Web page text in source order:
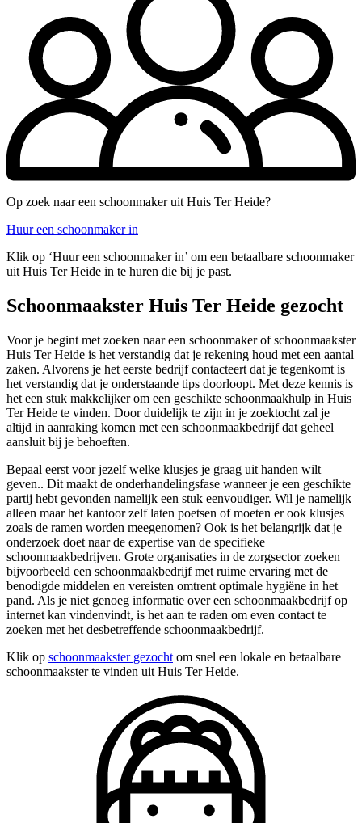
Op zoek naar een schoonmaker uit Huis Ter Heide?
Huur een schoonmaker in
Klik op ‘Huur een schoonmaker in’ om een betaalbare schoonmaker
uit Huis Ter Heide in te huren die bij je past.
Schoonmaakster Huis Ter Heide gezocht
Voor je begint met zoeken naar een schoonmaker of schoonmaakster
Huis Ter Heide is het verstandig dat je rekening houd met een aantal
zaken. Alvorens je het eerste bedrijf contacteert dat je tegenkomt is
het verstandig dat je onderstaande tips doorloopt. Met deze kennis is
het een stuk makkelijker om een geschikte schoonmaakhulp in Huis
Ter Heide te vinden. Door duidelijk te zijn in je zoektocht zal je
altijd in aanraking komen met een schoonmaakbedrijf dat geheel
aansluit bij je behoeften.
Bepaal eerst voor jezelf welke klusjes je graag uit handen wilt
geven.. Dit maakt de onderhandelingsfase wanneer je een geschikte
partij hebt gevonden namelijk een stuk eenvoudiger. Wil je namelijk
alleen maar het kantoor zelf laten poetsen of moeten er ook klusjes
zoals de ramen worden meegenomen? Ook is het belangrijk dat je
onderzoek doet naar de expertise van de specifieke
schoonmaakbedrijven. Grote organisaties in de zorgsector zoeken
bijvoorbeeld een schoonmaakbedrijf met ruime ervaring met de
benodigde middelen en vereisten omtrent optimale hygiëne in het
pand. Als je niet genoeg informatie over een schoonmaakbedrijf op
internet kan vindenvindt, is het aan te raden om even contact te
zoeken met het desbetreffende schoonmaakbedrijf.
Klik op schoonmaakster gezocht om snel een lokale en betaalbare
schoonmaakster te vinden uit Huis Ter Heide.